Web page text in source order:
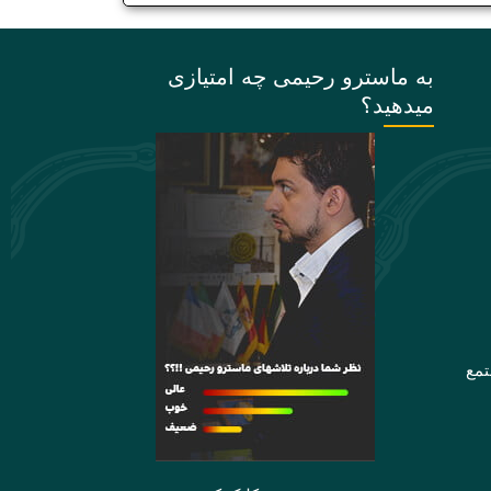
به ماسترو رحیمی چه امتیازی
میدهید؟